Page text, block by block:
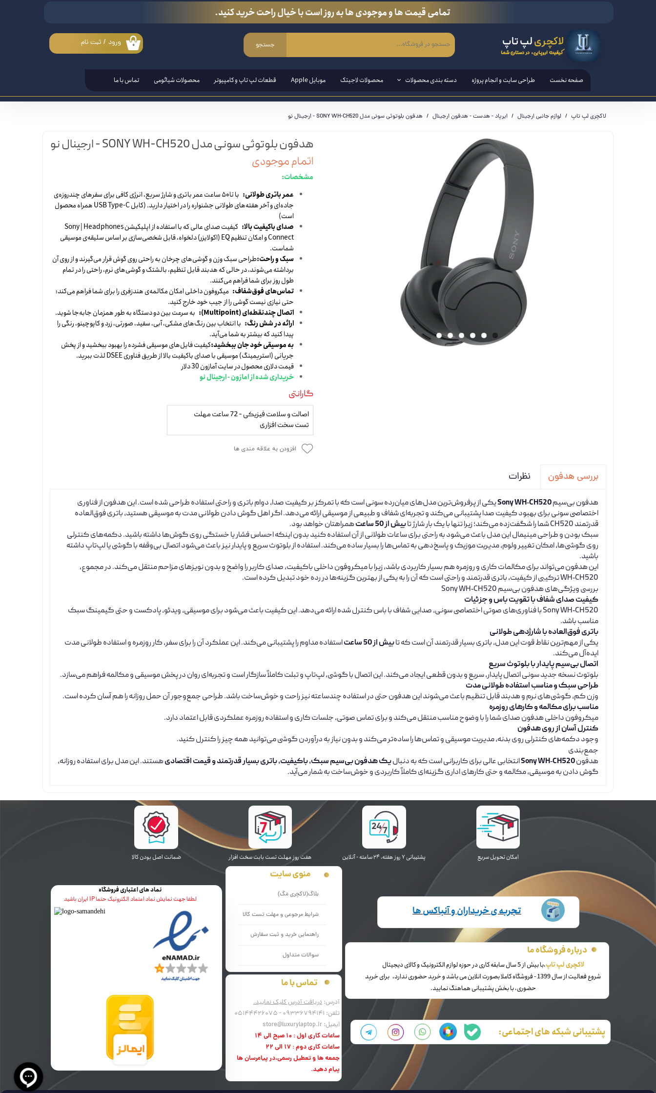
لاکچریلپ تاپ
کیفیت اروپایی، در دستان شما
جستجو ۰ ورود / ثبت نام
تغییر گذر واژه
سفارشات
صفحه نخست طراحی سایت و انجام پروژه دسته بندی محصولات
کامپیوتر PC - مانیتور - آل این وان
کنسول بازی
لوازم جانبی
تجهیزات و مودم
دانگل،لوازم خودرویی و محصولات کاربردی
ویدئو پروژکتور
محصولات لاجیتک موبایل Apple قطعات لپ تاپ و کامپیوتر محصولات شیائومی تماس با ما
تمامی قیمت ها و موجودی ها به روز است با خیال راحت خرید کنید.
لاکچری لپ تاپ لوازم جانبی ارجینال ایرپاد - هدست - هدفون ارجینال هدفون بلوتوثی سونی مدل SONY WH-CH520 - ارجینال نو
هدفون بلوتوثی سونی مدل SONY WH-CH520 - ارجینال نو
اتمام موجودی
مشخصات:
عمر باتری طولانی:
با تا ۵۰ ساعت عمر باتری و شارژ سریع، انرژی کافی برای سفرهای چندروزه‌ی
جاده‌ای و آخر هفته‌های طولانی جشنواره را در اختیار دارید. (کابل USB Type-C همراه محصول
است)
صدای باکیفیت بالا:
کیفیت صدای عالی که با استفاده از اپلیکیشن Sony | Headphones
Connect و امکان تنظیم EQ (اکولایزر) دلخواه، قابل شخصی‌سازی بر اساس سلیقه‌ی موسیقی
شماست.
سبک و راحت:طراحی سبک وزن و گوشی‌های چرخان به راحتی روی گوش قرار می‌گیرند و از روی آن
برداشته می‌شوند، در حالی که هدبند قابل تنظیم، بالشتک و گوشی‌های نرم، راحتی را در تمام
طول روز برای شما فراهم می‌کنند.
تماس‌های فوق‌شفاف: میکروفون داخلی امکان مکالمه‌ی هندزفری را برای شما فراهم می‌کند؛
حتی نیازی نیست گوشی را از جیب خود خارج کنید.
اتصال چندنقطه‌ای (Multipoint):
به سرعت بین دو دستگاه به طور همزمان جابه‌جا شوید.
ارائه در شش رنگ: با انتخاب بین رنگ‌های مشکی، آبی، سفید، صورتی، زرد و کاپوچینو، رنگی را
پیدا کنید که بیشتر به شما می‌آید.
به موسیقی خود جان ببخشید:کیفیت فایل‌های موسیقی فشرده را بهبود ببخشید و از پخش
جریانی (استریمینگ) موسیقی با صدای باکیفیت بالا از طریق فناوری DSEE لذت ببرید.
قیمت دلاری محصول در سایت آمازون 30 دلار
خریداری شده از امازون - ارجینال نو
گارانتی
اصالت و سلامت فیزیکی - 72 ساعت مهلت
تست سخت افزاری
افزودن به علاقه مندی ها
بررسی هدفون نظرات
هدفون بی‌سیمSony WH‑CH520یکی از پرفروش‌ترین مدل‌های میان‌رده سونی است که با تمرکز بر کیفیت صدا، دوام باتری و راحتی استفاده طراحی شده است. این هدفون از فناوری
اختصاصی سونی برای بهبود کیفیت صدا پشتیبانی می‌کند و تجربه‌ای شفاف و طبیعی از موسیقی ارائه می‌دهد. اگر اهل گوش دادن طولانی مدت به موسیقی هستید، باتری فوق‌العاده
قدرتمند CH520 شما را شگفت‌زده می‌کند؛ زیرا تنها با یک بار شارژ تا
بیش از 50 ساعت
همراهتان خواهد بود.
سبک بودن و طراحی مینیمال این مدل باعث می‌شود به راحتی برای ساعات طولانی از آن استفاده کنید بدون اینکه احساس فشار یا خستگی روی گوش‌ها داشته باشید. دکمه‌های کنترلی
روی گوشی‌ها، امکان تغییر ولوم، مدیریت موزیک و پاسخ‌دهی به تماس‌ها را بسیار ساده می‌کند. استفاده از بلوتوث سریع و پایدار نیز باعث می‌شود اتصال بی‌وقفه با گوشی یا لپ‌تاپ داشته
باشید.
این هدفون می‌تواند برای مکالمات کاری و روزمره هم بسیار کاربردی باشد، زیرا با میکروفون داخلی باکیفیت، صدای کاربر را واضح و بدون نویزهای مزاحم منتقل می‌کند. در مجموع،
WH‑CH520 ترکیبی از کیفیت، باتری قدرتمند و راحتی است که آن را به یکی از بهترین گزینه‌ها در رده خود تبدیل کرده است.
بررسی ویژگی‌های هدفون بی‌سیم Sony WH‑CH520
کیفیت صدای شفاف با تقویت باس و جزئیات
Sony WH‑CH520 با فناوری‌های صوتی اختصاصی سونی، صدایی شفاف با باس کنترل شده ارائه می‌دهد. این کیفیت باعث می‌شود برای موسیقی، ویدئو، پادکست و حتی گیمینگ سبک
مناسب باشد.
باتری فوق‌العاده با شارژدهی طولانی
یکی از مهم‌ترین نقاط قوت این مدل، باتری بسیار قدرتمند آن است که تابیش از 50 ساعت
استفاده مداوم را پشتیبانی می‌کند. این عملکرد آن را برای سفر، کار روزمره و استفاده طولانی مدت
ایده‌آل می‌کند.
اتصال بی‌سیم پایدار با بلوتوث سریع
بلوتوث نسخه جدید سونی اتصال پایدار، سریع و بدون قطعی ایجاد می‌کند. این اتصال با گوشی، لپ‌تاپ و تبلت کاملاً سازگار است و تجربه‌ای روان در پخش موسیقی و مکالمه فراهم می‌سازد.
طراحی سبک و مناسب استفاده طولانی مدت
وزن کم، گوشی‌های نرم و هدبند قابل تنظیم باعث می‌شوند این هدفون حتی در استفاده چندساعته نیز راحت و خوش‌ساخت باشد. طراحی جمع‌وجور آن حمل روزانه را هم آسان کرده است.
مناسب برای مکالمه و کارهای روزمره
میکروفون داخلی هدفون صدای شما را با وضوح مناسب منتقل می‌کند و برای تماس صوتی، جلسات کاری و استفاده روزمره عملکردی قابل اعتماد دارد.
کنترل آسان از روی هدفون
وجود دکمه‌های کنترلی روی بدنه، مدیریت موسیقی و تماس‌ها را ساده‌تر می‌کند و بدون نیاز به درآوردن گوشی می‌توانید همه چیز را کنترل کنید.
جمع‌بندی
هدفونSony WH‑CH520انتخابی عالی برای کاربرانی است که به دنبالیک هدفون بی‌سیم سبک، باکیفیت، باتری بسیار قدرتمند و قیمت اقتصادیهستند. این مدل برای استفاده روزانه،
گوش دادن به موسیقی، مکالمه و حتی کارهای اداری گزینه‌ای کاملاً کاربردی و خوش‌ساخت به شمار می‌آید.
پشتیبانی شبکه های اجتماعی:
درباره فروشگاه ما
​لاکچری لپ تاپ،با بیش از 5 سال سابقه کاری در حوزه لوازم الکترونیک و کالای دیجیتال
شروع فعالیت از سال 1399 - فروشگاه کاملا بصورت انلاین می باشد و خرید حضوری ندارد، برای خرید
حضوری، با بخش پشتیبانی هماهنگ نمایید.
منوی سایت
بلاگ(لاکچری مَگ)
شرایط مرجوعی و مهلت تست کالا
راهنمایی خرید و ثبت سفارش
سوالات متداول
تماس با ما
آدرس:دریافت آدرس کلیک نمایید.
تلفن: 09336794141 - 05144426075
ایمیل: store@luxurylaptop.ir
ساعات کاری اول : 10 صبح الی 14
ساعات کاری دوم : 17 الی 22
جمعه ها و تعطیل رسمی،در پیامرسان ها
پیام دهید.
نماد های اعتباری فروشگاه
لطفا جهت نمایش نماد اعتماد الکترونیک حتما IP ایران باشید
اﻣﮑﺎن ﺗﺤﻮﯾﻞ سریع پشتیبانی ۷ روز ﻫﻔﺘﻪ، ۲۴ ﺳﺎﻋﺘﻪ - آنلاین هفت روز مهلت تست بابت سخت افزار ﺿﻤﺎﻧﺖ اﺻﻞ ﺑﻮدن ﮐﺎﻟﺎ
تجربه ی خریداران و آنباکس ها